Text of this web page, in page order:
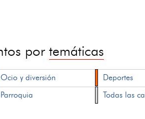
portemáticas
Ocio y diversión Deportes
Parroquia Todas las